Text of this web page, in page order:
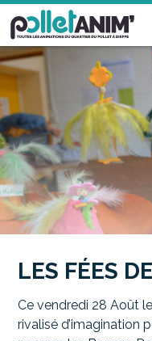
Pollet Anim'
LES FÉES
Ce vendredi 28 Août
rivalisé d’imagination